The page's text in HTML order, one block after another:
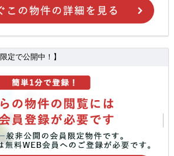
定で公開中！】